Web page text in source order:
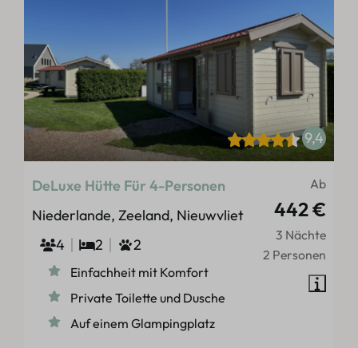
9,4
Ab
442 €
3 Nächte
2 Personen
DeLuxe Hütte Für 4-Personen
Niederlande, Zeeland, Nieuwvliet
4
2 2
Einfachheit mit Komfort
Private Toilette und Dusche
Auf einem Glampingplatz